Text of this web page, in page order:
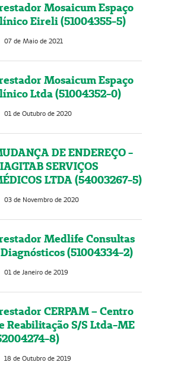
Mosaicum Espaço
Eireli (51004355-5)
07 de Maio de 2021
Mosaicum Espaço
Ltda (51004352-0)
01 de Outubro de 2020
DE ENDEREÇO -
SERVIÇOS
LTDA (54003267-5)
03 de Novembro de 2020
Medlife Consultas
(51004334-2)
01 de Janeiro de 2019
CERPAM – Centro
Reabilitação S/S Ltda-ME
8)
18 de Outubro de 2019